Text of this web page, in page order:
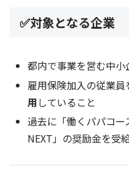
✅対象となる企業
都内で事業を営む中小
雇用保険加入の従業員
用していること
過去に「働くパパコー
NEXT」の奨励金を受